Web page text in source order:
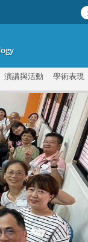
演講與活動 學術表現